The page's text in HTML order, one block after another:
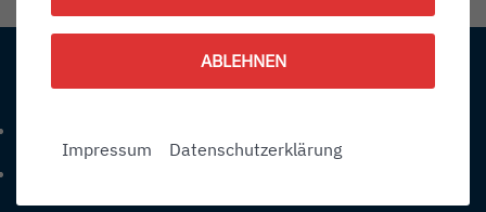
Kontakt
Telefonnummer: 4 9 0 7 5 4 1 2 8 4 0
ABLEHNEN
Impressum Datenschutzerklärung